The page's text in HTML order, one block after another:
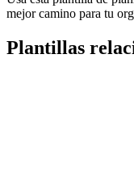
mejor camino para tu
Plantillas